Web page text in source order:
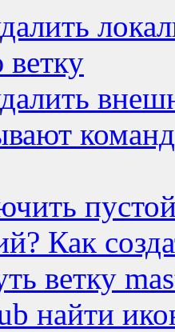
Как
ветку
найти